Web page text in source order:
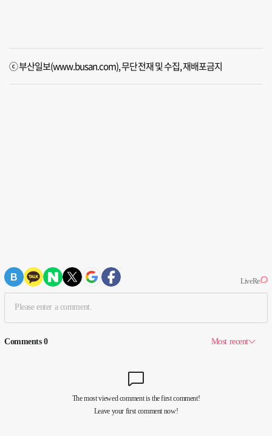
ⓒ 부산일보(www.busan.com), 무단전재 및 수집, 재배포금지